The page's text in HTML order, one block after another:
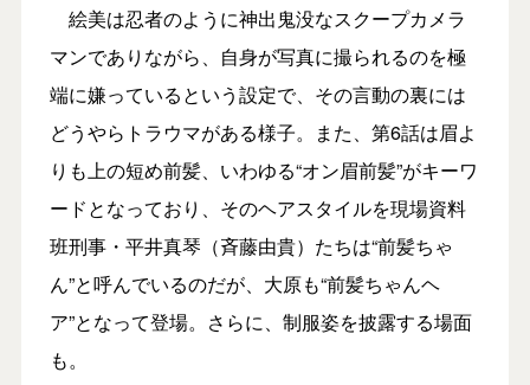
絵美は忍者のように神出鬼没なスクープカメラ
マンでありながら、自身が写真に撮られるのを極
端に嫌っているという設定で、その言動の裏には
どうやらトラウマがある様子。また、第6話は眉よ
りも上の短め前髪、いわゆる“オン眉前髪”がキーワ
ードとなっており、そのヘアスタイルを現場資料
班刑事・平井真琴（斉藤由貴）たちは“前髪ちゃ
ん”と呼んでいるのだが、大原も“前髪ちゃんヘ
ア”となって登場。さらに、制服姿を披露する場面
も。